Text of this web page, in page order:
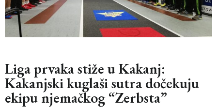
Liga prvaka stiže u Kakanj:
Kakanjski kuglaši sutra dočekuju
ekipu njemačkog “Zerbsta”